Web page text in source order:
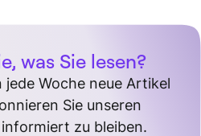
was Sie lesen?
Woche neue Artikel
Sie unseren
zu bleiben.